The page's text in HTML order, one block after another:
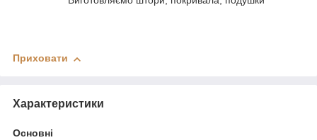
Приховати
Характеристики
Основні